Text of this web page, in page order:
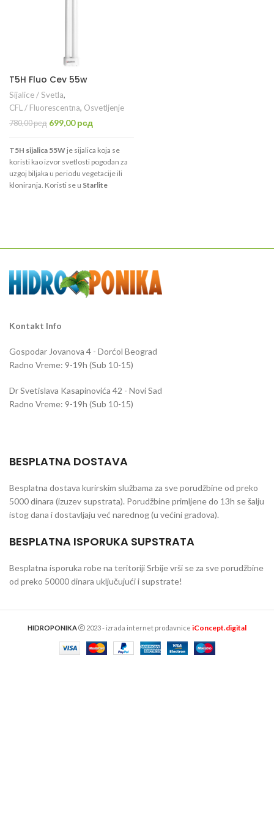
T5H Fluo Cev 55w
Sijalice / Svetla,
CFL / Fluorescentna, Osvetljenje
780,00рсд Originalna
bila:
780,00 рсд.
699,00рсд
699,00 рсд.
T5H sijalica 55W je sijalica koja se
koristi kao izvor svetlosti pogodan za
uzgoj biljaka u periodu vegetacije ili
kloniranja. Koristi se u Starlite
Kontakt Info
Gospodar Jovanova 4 - Dorćol Beograd
Radno Vreme: 9-19h (Sub 10-15)
Dr Svetislava Kasapinovića 42 - Novi Sad
Radno Vreme: 9-19h (Sub 10-15)
BESPLATNA DOSTAVA
Besplatna dostava kurirskim službama za sve porudžbine od preko
5000 dinara (izuzev supstrata). Porudžbine primljene do 13h se šalju
istog dana i dostavljaju već narednog (u većini gradova).
BESPLATNA ISPORUKA SUPSTRATA
Besplatna isporuka robe na teritoriji Srbije vrši se za sve porudžbine
od preko 50000 dinara uključujući i supstrate!
HIDROPONIKA 2023 - izrada internet prodavnice iConcept.digital